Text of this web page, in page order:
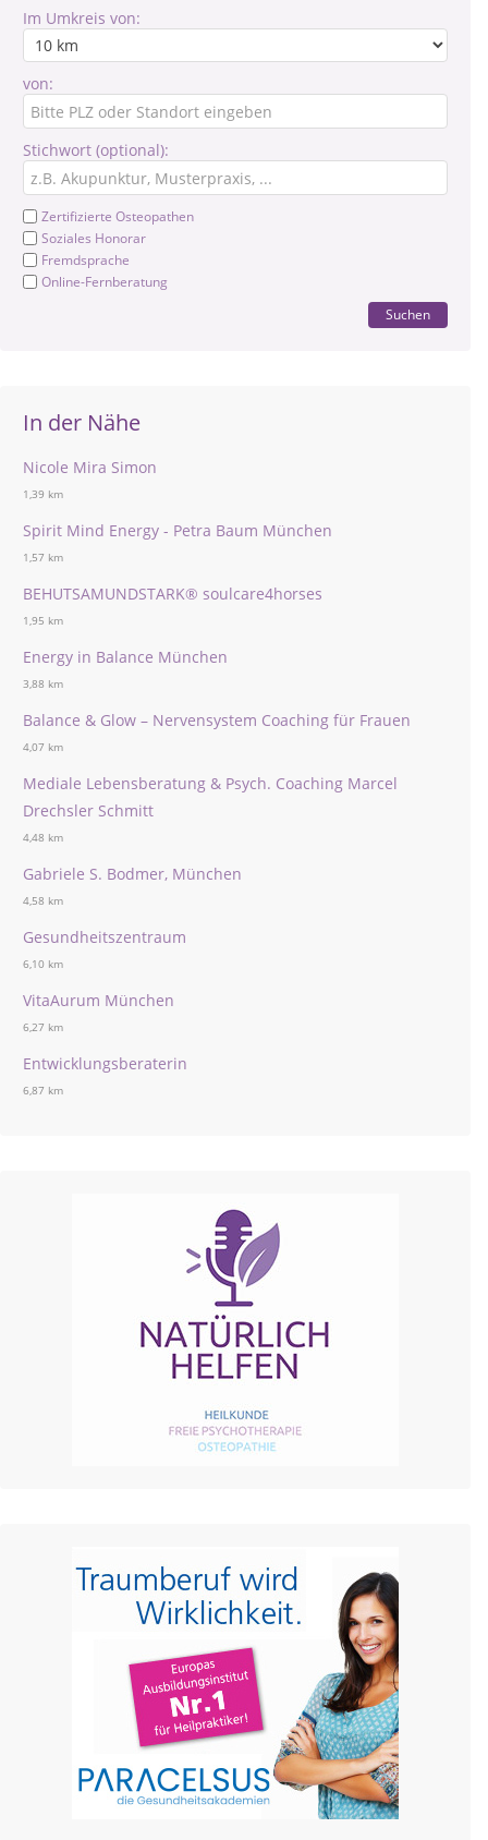
Im Umkreis von:
von:
Stichwort (optional):
Zertifizierte Osteopathen
Soziales Honorar
Fremdsprache
Online-Fernberatung
Suchen
In der Nähe
Nicole Mira Simon
1,39 km
Spirit Mind Energy - Petra Baum München
1,57 km
BEHUTSAMUNDSTARK® soulcare4horses
1,95 km
Energy in Balance München
3,88 km
Balance & Glow – Nervensystem Coaching für Frauen
4,07 km
Mediale Lebensberatung & Psych. Coaching Marcel
Drechsler Schmitt
4,48 km
Gabriele S. Bodmer, München
4,58 km
Gesundheitszentraum
6,10 km
VitaAurum München
6,27 km
Entwicklungsberaterin
6,87 km